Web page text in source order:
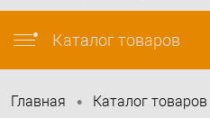
info@felicita-crimea.ru
Каталог товаров
Главная • Каталог товаров